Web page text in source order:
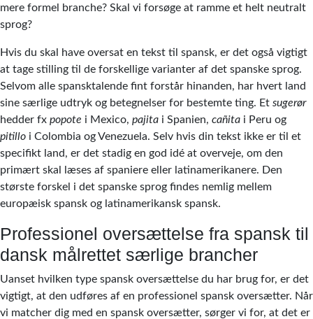
mere formel branche? Skal vi forsøge at ramme et helt neutralt
sprog?
Hvis du skal have oversat en tekst til spansk, er det også vigtigt
at tage stilling til de forskellige varianter af det spanske sprog.
Selvom alle spansktalende fint forstår hinanden, har hvert land
sine særlige udtryk og betegnelser for bestemte ting. Et sugerør
hedder fx popote i Mexico, pajita i Spanien, cañita i Peru og
pitillo i Colombia og Venezuela. Selv hvis din tekst ikke er til et
specifikt land, er det stadig en god idé at overveje, om den
primært skal læses af spaniere eller latinamerikanere. Den
største forskel i det spanske sprog findes nemlig mellem
europæisk spansk og latinamerikansk spansk.
Professionel oversættelse fra spansk til
dansk målrettet særlige brancher
Uanset hvilken type spansk oversættelse du har brug for, er det
vigtigt, at den udføres af en professionel spansk oversætter. Når
vi matcher dig med en spansk oversætter, sørger vi for, at det er